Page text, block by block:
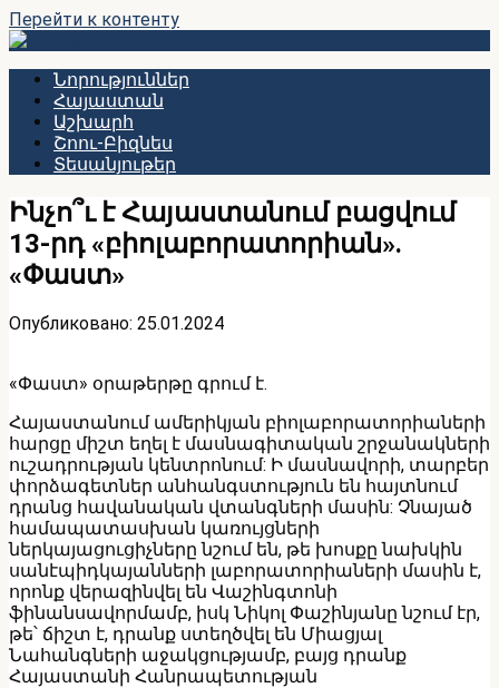
Перейти к контенту
Նորություններ
Հայաստան
Աշխարհ
Շոու-Բիզնես
Տեսանյութեր
Ինչո՞ւ է Հայաստանում բացվում
13-րդ «բիոլաբորատորիան»․
«Փաստ»
Опубликовано: 25.01.2024
«Փաստ» օրաթերթը գրում է.
Հայաստանում ամերիկյան բիոլաբորատորիաների
հարցը միշտ եղել է մասնագիտական շրջանակների
ուշադրության կենտրոնում: Ի մասնավորի, տարբեր
փորձագետներ անհանգստություն են հայտնում
դրանց հավանական վտանգների մասին: Չնայած
համապատասխան կառույցների
ներկայացուցիչները նշում են, թե խոսքը նախկին
սանէպիդկայանների լաբորատորիաների մասին է,
որոնք վերազինվել են Վաշինգտոնի
ֆինանսավորմամբ, իսկ Նիկոլ Փաշինյանը նշում էր,
թե՝ ճիշտ է, դրանք ստեղծվել են Միացյալ
Նահանգների աջակցությամբ, բայց դրանք
Հայաստանի Հանրապետության